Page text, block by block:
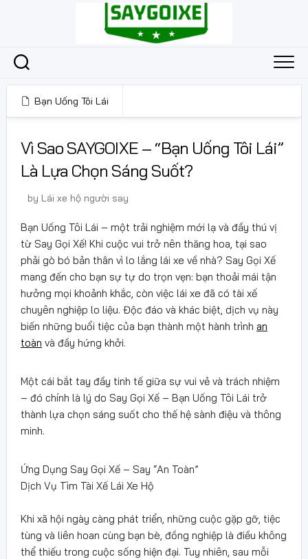
Bạn Uống Tôi Lái
Vì Sao SAYGOIXE – “Bạn Uống Tôi Lái”
Là Lựa Chọn Sáng Suốt?
by Lái xe hộ người say
Bạn Uống Tôi Lái – một trải nghiệm mới lạ và đầy thú vị
từ Say Gọi Xế! Khi cuộc vui trở nên thăng hoa, tại sao
phải gò bó bản thân vì lo lắng lái xe về nhà? Say Gọi Xế
mang đến cho bạn sự tự do trọn vẹn: bạn thoải mái tận
hưởng mọi khoảnh khắc, còn việc lái xe đã có tài xế
chuyên nghiệp lo liệu. Độc đáo và khác biệt, dịch vụ này
biến những buổi tiệc của bạn thành một hành trình an
toàn và đầy hứng khởi.
Một cái bắt tay đầy tinh tế giữa sự vui vẻ và trách nhiệm
– đó chính là lý do Say Gọi Xế – Bạn Uống Tôi Lái trở
thành lựa chọn sáng suốt cho thế hệ sành điệu và thông
minh.
Ứng Dụng Say Gọi Xế – Say “An Toàn”
Dịch Vụ Tìm Tài Xế Lái Xe Hộ
Khi xã hội ngày càng phát triển, những cuộc gặp gỡ, tiệc
tùng và liên hoan cùng bạn bè, đồng nghiệp là điều không
thể thiếu trong cuộc sống hiện đại. Tuy nhiên, sau mỗi